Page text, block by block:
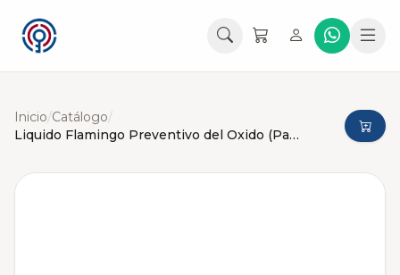
Inicio/Catálogo/
Liquido Flamingo Preventivo del Oxido (Para Radiador)